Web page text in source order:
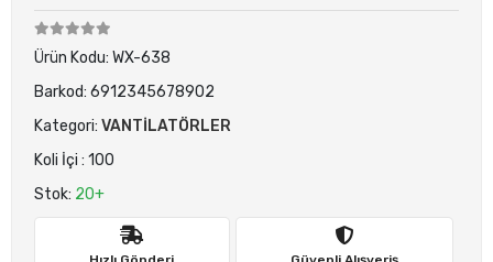
Ürün Kodu: WX-638
Barkod: 6912345678902
Kategori: VANTİLATÖRLER
Koli İçi : 100
Stok: 20+